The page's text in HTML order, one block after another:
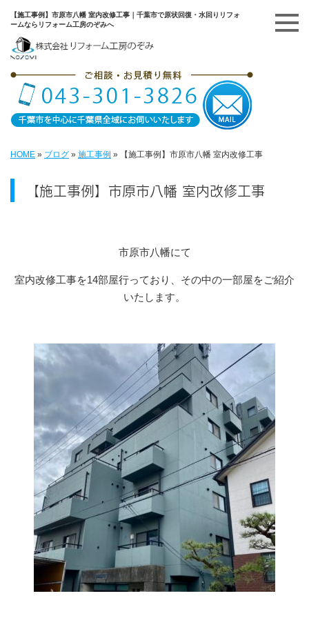
【施工事例】市原市八幡 室内改修工事｜千葉市で原状回復・水回りリフォ
ームならリフォーム工房のぞみへ
HOME » ブログ » 施工事例 » 【施工事例】市原市八幡 室内改修工事
【施工事例】市原市八幡 室内改修工事
市原市八幡にて
室内改修工事を14部屋行っており、その中の一部屋をご紹介
いたします。